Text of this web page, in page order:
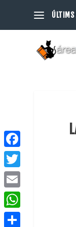
ÚLTIMS
F
a
c
e
b
T
w
i
t
E
m
W